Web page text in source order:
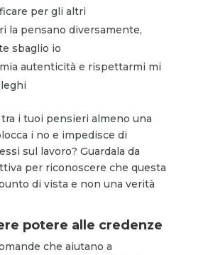
per gli altri
la pensano diversamente,
sbaglio io
autenticità e rispettarmi mi
i tuoi pensieri almeno una
i no e impedisce di
sul lavoro? Guardala da
per riconoscere che questa
di vista e non una verità
potere alle credenze
che aiutano a